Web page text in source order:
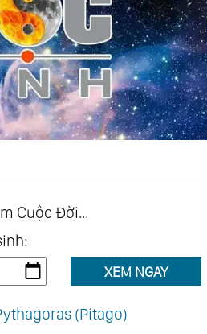
Cuộc Đời...
XEM NGAY
(Pitago)